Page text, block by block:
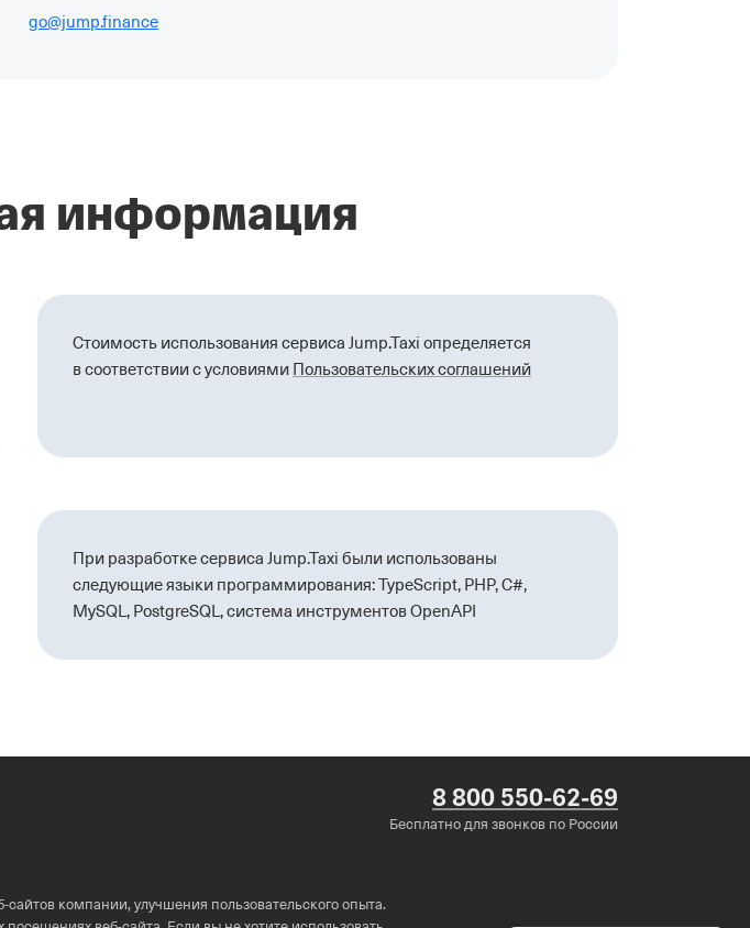
go@jump.finance
информация
Стоимость использования сервиса Jump.Taxi определяется
в соответствии с условиями Пользовательских соглашений
При разработке сервиса Jump.Taxi были использованы
следующие языки программирования: TypeScript, PHP, C#,
MySQL, PostgreSQL, система инструментов OpenAPI
8 800 550-62-69
Бесплатно для звонков по России
сайтов компании, улучшения пользовательского опыта.